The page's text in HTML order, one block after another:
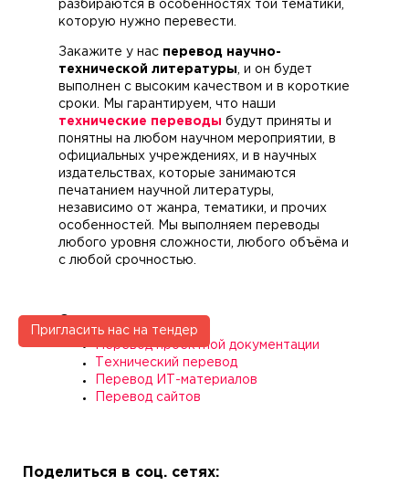
Пригласить нас на тендер
разбираются в особенностях той тематики,
которую нужно перевести.
Закажите у нас перевод научно-
технической литературы , и он будет
выполнен с высоким качеством и в короткие
сроки. Мы гарантируем, что наши
технические переводы будут приняты и
понятны на любом научном мероприятии, в
официальных учреждениях, и в научных
издательствах, которые занимаются
печатанием научной литературы,
независимо от жанра, тематики, и прочих
особенностей. Мы выполняем переводы
любого уровня сложности, любого объёма и
с любой срочностью.
Перевод проектной документации
Технический перевод
Перевод ИТ-материалов
Перевод сайтов
Поделиться в соц. сетях: